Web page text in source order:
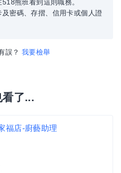
熊班看到這則職務。
及密碼、存摺、信用卡或個人證
誤？ 我要檢舉
了...
福店-廚藝助理